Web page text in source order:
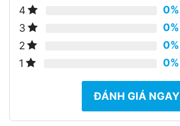
4
0%
3
0%
2
0%
1
0%
ĐÁNH GIÁ NGAY